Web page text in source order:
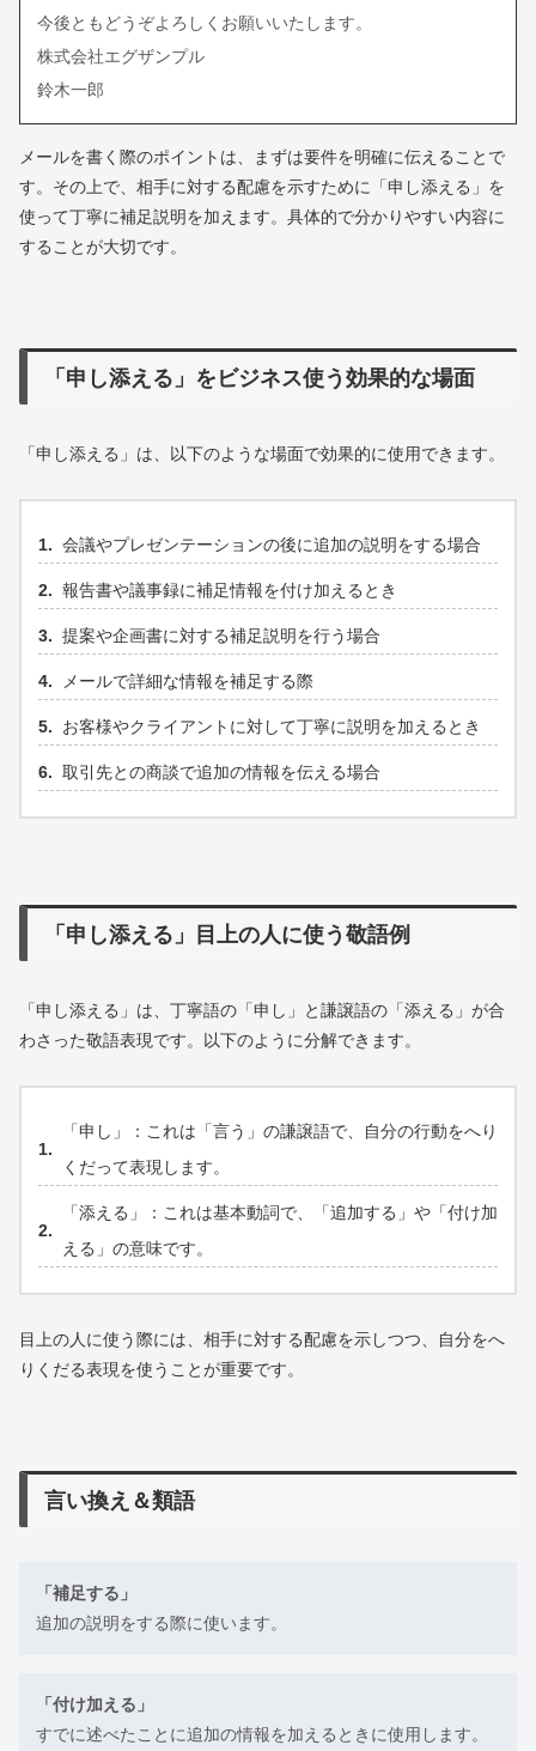
今後ともどうぞよろしくお願いいたします。
株式会社エグザンプル
鈴木一郎
メールを書く際のポイントは、まずは要件を明確に伝えることで
す。その上で、相手に対する配慮を示すために「申し添える」を
使って丁寧に補足説明を加えます。具体的で分かりやすい内容に
することが大切です。
「申し添える」をビジネス使う効果的な場面
「申し添える」は、以下のような場面で効果的に使用できます。
会議やプレゼンテーションの後に追加の説明をする場合
報告書や議事録に補足情報を付け加えるとき
提案や企画書に対する補足説明を行う場合
メールで詳細な情報を補足する際
お客様やクライアントに対して丁寧に説明を加えるとき
取引先との商談で追加の情報を伝える場合
「申し添える」目上の人に使う敬語例
「申し添える」は、丁寧語の「申し」と謙譲語の「添える」が合
わさった敬語表現です。以下のように分解できます。
「申し」：これは「言う」の謙譲語で、自分の行動をへり
くだって表現します。
「添える」：これは基本動詞で、「追加する」や「付け加
える」の意味です。
目上の人に使う際には、相手に対する配慮を示しつつ、自分をへ
りくだる表現を使うことが重要です。
言い換え＆類語
「補足する」
追加の説明をする際に使います。
「付け加える」
すでに述べたことに追加の情報を加えるときに使用します。